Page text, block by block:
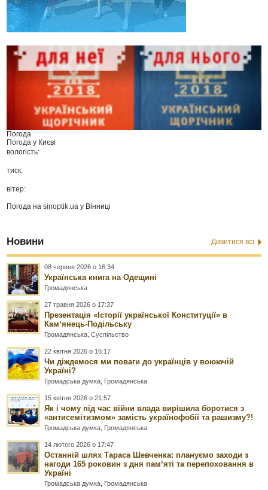
Погода
Погода у Києві
вологість:
тиск:
вітер:
Погода наsinoptik.ua у Вінниці
Новини Дивитися всі
08 червня 2026 о 16:34
Українська книга на Одещині
Громадянська
27 травня 2026 о 17:37
Презентація «Історії української Конституції» в
Камʼянець-Подільську
Громадянська,Суспільство
22 квітня 2026 о 16:17
Чи діждемося ми поваги до українців у воюючій
Україні?
Громадська думка, Громадянська
15 квітня 2026 о 21:57
Як і чому під час війни влада вирішила боротися з
«антисемітизмом» замість українофобії та рашизму?!
Громадська думка, Громадянська
14 лютого 2026 о 17:47
Останній шлях Тараса Шевченка: плануємо заходи з
нагоди 165 роковин з дня памʼяті та перепоховання в
Україні
Громадська думка, Громадянська